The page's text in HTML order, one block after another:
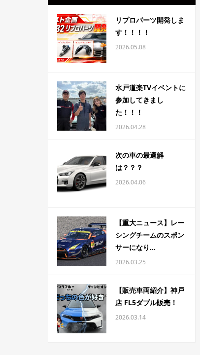
リプロパーツ開発しま
す！！！！
2026.05.08
水戸道楽TVイベントに
参加してきまし
た！！！
2026.04.28
次の車の最適解
は？？？
2026.04.06
【重大ニュース】レー
シングチームのスポン
サーになり...
2026.03.25
【販売車両紹介】神戸
店 FL5ダブル販売！
2026.03.14